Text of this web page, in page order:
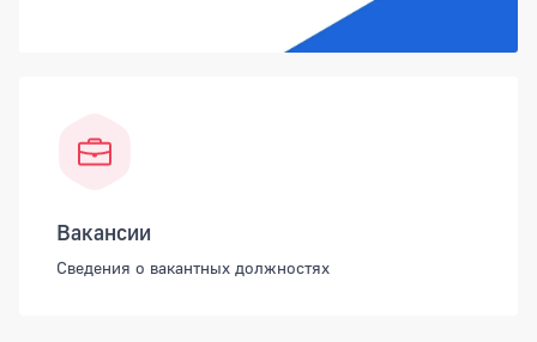
Вакансии
Сведения о вакантных должностях